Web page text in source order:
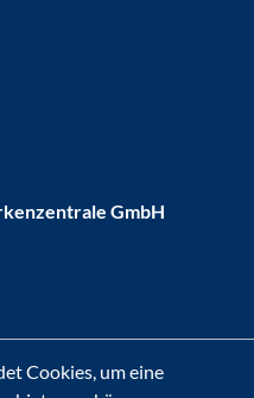
GmbH
Cookies, um eine